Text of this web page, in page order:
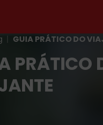
| GUIA PRÁTICO DO
PRÁTICO